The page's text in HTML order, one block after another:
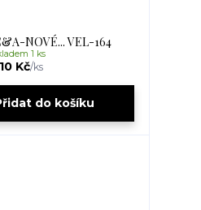
NOVÉ... VEL-164
Kč/ks
1 ks
do košíku